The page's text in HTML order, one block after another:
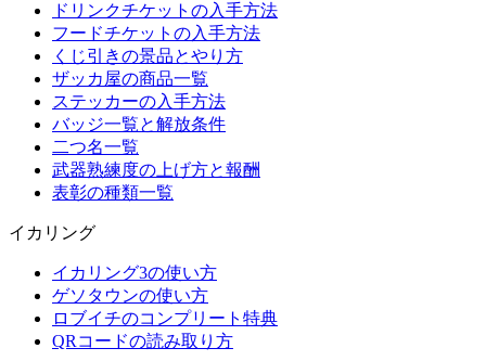
ドリンクチケットの入手方法
フードチケットの入手方法
くじ引きの景品とやり方
ザッカ屋の商品一覧
ステッカーの入手方法
バッジ一覧と解放条件
二つ名一覧
武器熟練度の上げ方と報酬
表彰の種類一覧
イカリング
イカリング3の使い方
ゲソタウンの使い方
ロブイチのコンプリート特典
QRコードの読み取り方